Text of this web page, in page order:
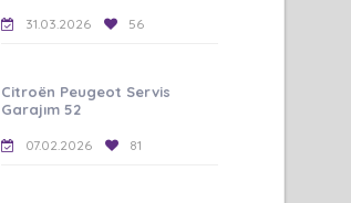
31.03.2026 56
Citroën Peugeot Servis
Garajım 52
07.02.2026 81